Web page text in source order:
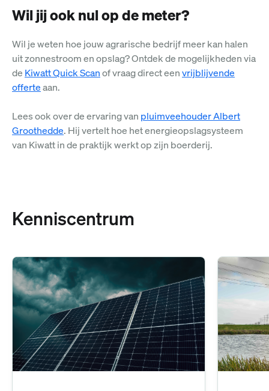
Wil jij ook nul op de meter?
Wil je weten hoe jouw agrarische bedrijf meer kan halen
uit zonnestroom en opslag? Ontdek de mogelijkheden via
de Kiwatt Quick Scanof vraag direct eenvrijblijvende
offerteaan.
Lees ook over de ervaring van pluimveehouder Albert
Groothedde. Hij vertelt hoe het energieopslagsysteem
van Kiwatt in de praktijk werkt op zijn boerderij.
Kenniscentrum